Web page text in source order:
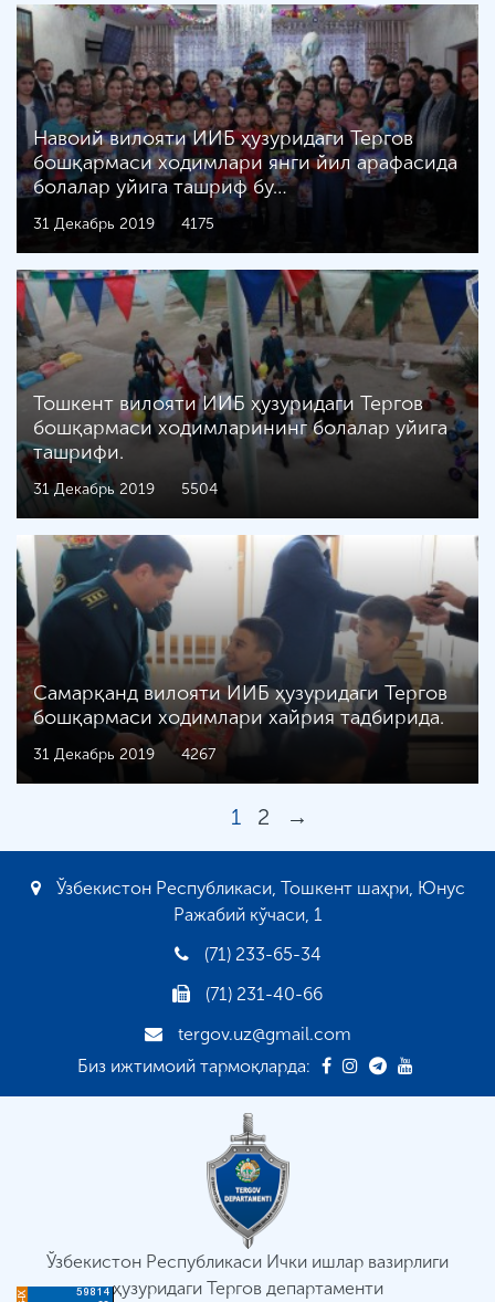
Навоий вилояти ИИБ ҳузуридаги Тергов
бошқармаси ходимлари янги йил арафасида
болалар уйига ташриф бу…
31 Декабрь 2019 4175
Тошкент вилояти ИИБ ҳузуридаги Тергов
бошқармаси ходимларининг болалар уйига
ташрифи.
31 Декабрь 2019 5504
Самарқанд вилояти ИИБ ҳузуридаги Тергов
бошқармаси ходимлари хайрия тадбирида.
31 Декабрь 2019 4267
1 2 →
Ўзбекистон Республикаси, Тошкент шаҳри, Юнус
Ражабий кўчаси, 1
(71) 233-65-34
(71) 231-40-66
tergov.uz@gmail.com
Биз ижтимоий тармоқларда:
Ўзбекистон Республикаси Ички ишлар вазирлиги
ҳузуридаги Тергов департаменти